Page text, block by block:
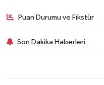
Puan Durumu ve Fikstür
Son Dakika Haberleri